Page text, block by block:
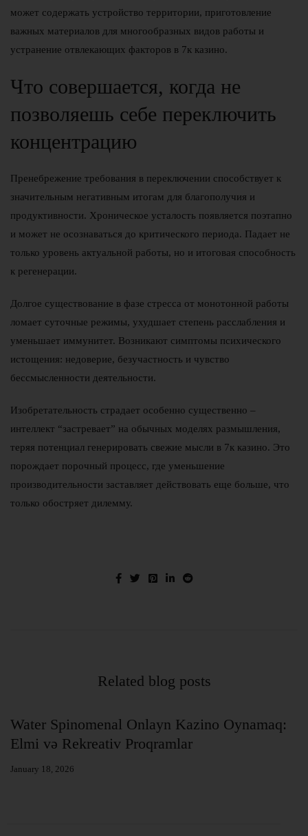
может содержать устройство территории, приготовление
важных материалов для многообразных видов работы и
устранение отвлекающих факторов в 7к казино.
Что совершается, когда не
позволяешь себе переключить
концентрацию
Пренебрежение требования в переключении способствует к
значительным негативным итогам для благополучия и
продуктивности. Хроническое усталость появляется поэтапно
и может не осознаваться до критического периода. Падает не
только уровень актуальной работы, но и итоговая способность
к регенерации.
Долгое существование в фазе стресса от монотонной работы
ломает суточные режимы, ухудшает степень расслабления и
уменьшает иммунитет. Возникают симптомы психического
истощения: недоверие, безучастность и чувство
бессмысленности деятельности.
Изобретательность страдает особенно существенно –
интеллект “застревает” на обычных моделях размышления,
теряя потенциал генерировать свежие мысли в 7к казино. Это
порождает порочный процесс, где уменьшение
производительности заставляет действовать еще больше, что
только обостряет дилемму.
Related blog posts
Water Spinomenal Onlayn Kazino Oynamaq:
Elmi və Rekreativ Proqramlar
January 18, 2026